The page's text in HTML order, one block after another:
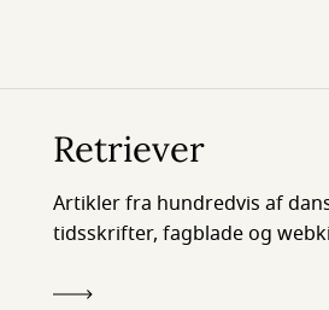
Retriever
Artikler fra hundredvis af
tidsskrifter, fagblade og